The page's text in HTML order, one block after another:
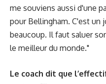
me souviens aussi d'une
pour Bellingham. C'est un
beaucoup. Il faut saluer
le meilleur du monde."
Le coach dit que